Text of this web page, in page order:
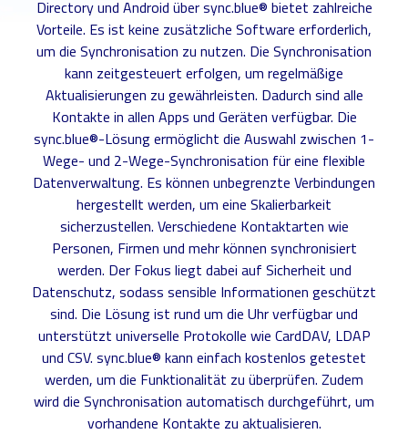
Directory und Android über sync.blue® bietet zahlreiche
Vorteile. Es ist keine zusätzliche Software erforderlich,
um die Synchronisation zu nutzen. Die Synchronisation
kann zeitgesteuert erfolgen, um regelmäßige
Aktualisierungen zu gewährleisten. Dadurch sind alle
Kontakte in allen Apps und Geräten verfügbar. Die
sync.blue®-Lösung ermöglicht die Auswahl zwischen 1-
Wege- und 2-Wege-Synchronisation für eine flexible
Datenverwaltung. Es können unbegrenzte Verbindungen
hergestellt werden, um eine Skalierbarkeit
sicherzustellen. Verschiedene Kontaktarten wie
Personen, Firmen und mehr können synchronisiert
werden. Der Fokus liegt dabei auf Sicherheit und
Datenschutz, sodass sensible Informationen geschützt
sind. Die Lösung ist rund um die Uhr verfügbar und
unterstützt universelle Protokolle wie CardDAV, LDAP
und CSV. sync.blue® kann einfach kostenlos getestet
werden, um die Funktionalität zu überprüfen. Zudem
wird die Synchronisation automatisch durchgeführt, um
vorhandene Kontakte zu aktualisieren.